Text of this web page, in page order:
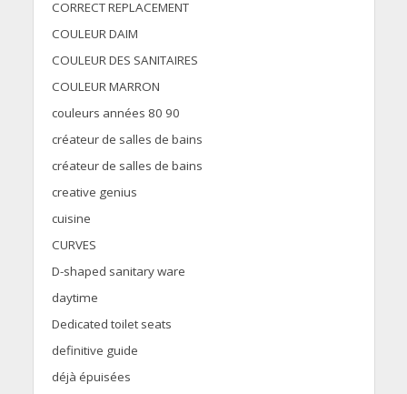
CORRECT REPLACEMENT
COULEUR DAIM
COULEUR DES SANITAIRES
COULEUR MARRON
couleurs années 80 90
créateur de salles de bains
créateur de salles de bains
creative genius
cuisine
CURVES
D-shaped sanitary ware
daytime
Dedicated toilet seats
definitive guide
déjà épuisées